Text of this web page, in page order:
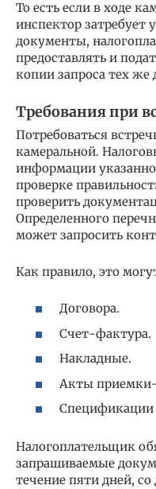
То есть если в ходе
инспектор затребует
документы,
предоставлять и
копии запроса тех же
Требования при
Потребоваться
камеральной.
информации
проверке
проверить
Определенного
может запросить
Как правило, это
Договора.
Счет-фактура.
Накладные.
Акты
Спецификации
Налогоплательщик
запрашиваемые
течение пяти дней,